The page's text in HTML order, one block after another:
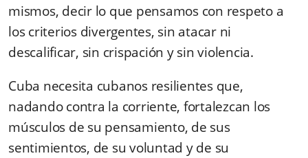
mismos, decir lo que pensamos con respeto a
los criterios divergentes, sin atacar ni
descalificar, sin crispación y sin violencia.
Cuba necesita cubanos resilientes que,
nadando contra la corriente, fortalezcan los
músculos de su pensamiento, de sus
sentimientos, de su voluntad y de su